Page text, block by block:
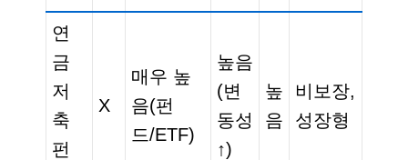
연
금
저
축
펀
X
매우 높
음(펀
드/ETF)
높음
(변
동성
↑)
높
음
비보장,
성장형